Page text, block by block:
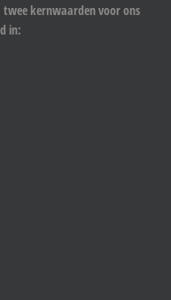
kernwaarden voor ons
in: